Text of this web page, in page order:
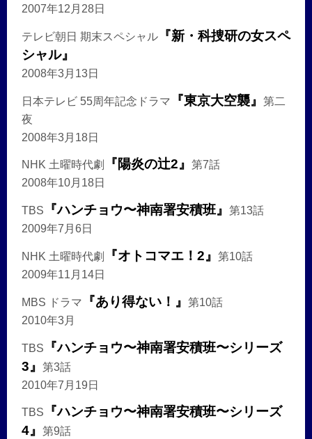
2007年12月28日
テレビ朝日 期末スペシャル
『新・科捜研の女スペ
シャル』
2008年3月13日
日本テレビ 55周年記念ドラマ 『東京大空襲』 第二
夜
2008年3月18日
NHK 土曜時代劇 『陽炎の辻2』 第7話
2008年10月18日
TBS 『ハンチョウ〜神南署安積班』 第13話
2009年7月6日
NHK 土曜時代劇 『オトコマエ！2』 第10話
2009年11月14日
MBS ドラマ 『あり得ない！』 第10話
2010年3月
TBS
『ハンチョウ〜神南署安積班〜シリーズ
3』 第3話
2010年7月19日
TBS
『ハンチョウ〜神南署安積班〜シリーズ
4』 第9話